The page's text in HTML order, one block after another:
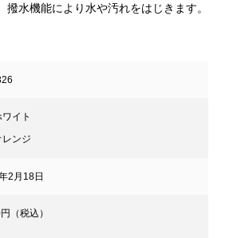
水機能により水や汚れをはじきます。
ワイト
レンジ
2月18日
（税込）